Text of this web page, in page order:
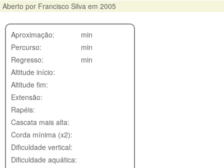
Aberto por Francisco Silva em 2005
Aproximação:
min
Percurso:
min
Regresso:
min
Altitude início:
Altitude fim:
Extensão:
Rapéis:
Cascata mais alta:
Corda mínima (x2):
Dificuldade vertical:
Dificuldade aquática: